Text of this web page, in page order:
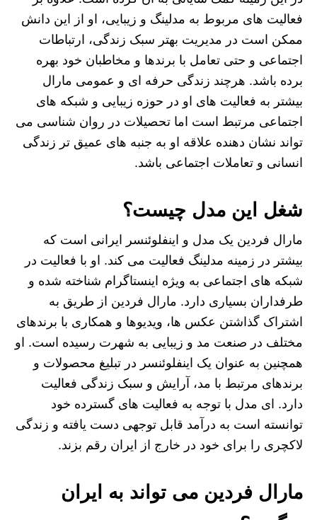
فعالیت‌ های مربوط به مدلینگ و زیبایی، او از این دانش
ممکن است در مدیریت بهتر سبک زندگی، ارتباطات
اجتماعی و حتی تعامل با برندها و مخاطبان خود بهره
برده باشد. هرچند زندگی حرفه‌ ای و عمومی مارال
بیشتر به فعالیت‌ های او در حوزه زیبایی و شبکه‌ های
اجتماعی مرتبط است اما تحصیلات در روان‌ شناسی می‌
تواند نشان‌ دهنده علاقه او به جنبه‌ های عمیق‌ تر زندگی
انسانی و تعاملات اجتماعی باشد.
شغل این مدل چیست؟
مارال فردین یک مدل و اینفلوئنسر ایرانی است که
بیشتر در زمینه مدلینگ فعالیت می‌ کند. او با فعالیت در
شبکه‌ های اجتماعی به‌ ویژه اینستاگرام شناخته شده و
طرفداران بسیاری دارد. مارال فردین از طریق به
اشتراک گذاشتن عکس‌ ها، ویدیوها و همکاری با برندهای
مختلف در صنعت مد و زیبایی به شهرت رسیده است. او
همچنین به‌ عنوان یک اینفلوئنسر در تبلیغ محصولات و
برندهای مرتبط با مد، آرایش و سبک زندگی فعالیت
دارد. ای مدل با توجه به فعالیت های گسترده خود
توانسته است به درآمد قابل توجهی دست یافته و زندگی
لاکچری را برای خود در خارج از ایران رقم بزند.
مارال فردین می تواند به ایران